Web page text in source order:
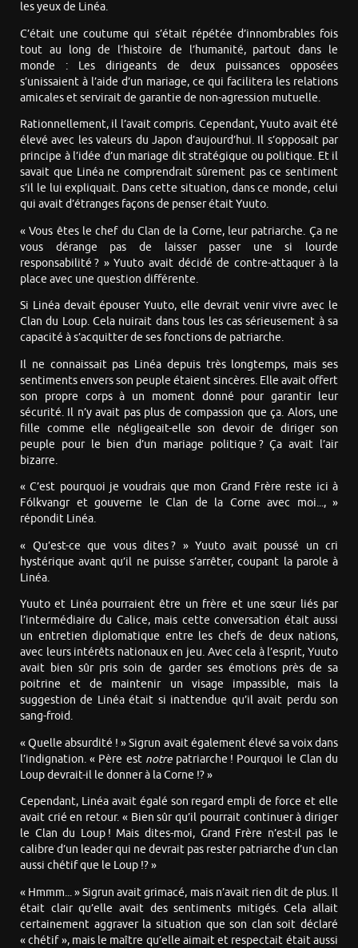
les yeux de Linéa.
C’était une coutume qui s’était répétée d’innombrables fois
tout au long de l’histoire de l’humanité, partout dans le
monde : Les dirigeants de deux puissances opposées
s’unissaient à l’aide d’un mariage, ce qui facilitera les relations
amicales et servirait de garantie de non-agression mutuelle.
Rationnellement, il l’avait compris. Cependant, Yuuto avait été
élevé avec les valeurs du Japon d’aujourd’hui. Il s’opposait par
principe à l’idée d’un mariage dit stratégique ou politique. Et il
savait que Linéa ne comprendrait sûrement pas ce sentiment
s’il le lui expliquait. Dans cette situation, dans ce monde, celui
qui avait d’étranges façons de penser était Yuuto.
« Vous êtes le chef du Clan de la Corne, leur patriarche. Ça ne
vous dérange pas de laisser passer une si lourde
responsabilité ? » Yuuto avait décidé de contre-attaquer à la
place avec une question différente.
Si Linéa devait épouser Yuuto, elle devrait venir vivre avec le
Clan du Loup. Cela nuirait dans tous les cas sérieusement à sa
capacité à s’acquitter de ses fonctions de patriarche.
Il ne connaissait pas Linéa depuis très longtemps, mais ses
sentiments envers son peuple étaient sincères. Elle avait offert
son propre corps à un moment donné pour garantir leur
sécurité. Il n’y avait pas plus de compassion que ça. Alors, une
fille comme elle négligeait-elle son devoir de diriger son
peuple pour le bien d’un mariage politique ? Ça avait l’air
bizarre.
« C’est pourquoi je voudrais que mon Grand Frère reste ici à
Fólkvangr et gouverne le Clan de la Corne avec moi..., »
répondit Linéa.
« Qu’est-ce que vous dites ? » Yuuto avait poussé un cri
hystérique avant qu’il ne puisse s’arrêter, coupant la parole à
Linéa.
Yuuto et Linéa pourraient être un frère et une sœur liés par
l’intermédiaire du Calice, mais cette conversation était aussi
un entretien diplomatique entre les chefs de deux nations,
avec leurs intérêts nationaux en jeu. Avec cela à l’esprit, Yuuto
avait bien sûr pris soin de garder ses émotions près de sa
poitrine et de maintenir un visage impassible, mais la
suggestion de Linéa était si inattendue qu’il avait perdu son
sang-froid.
« Quelle absurdité ! » Sigrun avait également élevé sa voix dans
l’indignation. « Père est notrepatriarche ! Pourquoi le Clan du
Loup devrait-il le donner à la Corne !? »
Cependant, Linéa avait égalé son regard empli de force et elle
avait crié en retour. « Bien sûr qu’il pourrait continuer à diriger
le Clan du Loup ! Mais dites-moi, Grand Frère n’est-il pas le
calibre d’un leader qui ne devrait pas rester patriarche d’un clan
aussi chétif que le Loup !? »
« Hmmm... » Sigrun avait grimacé, mais n’avait rien dit de plus. Il
était clair qu’elle avait des sentiments mitigés. Cela allait
certainement aggraver la situation que son clan soit déclaré
« chétif », mais le maître qu’elle aimait et respectait était aussi